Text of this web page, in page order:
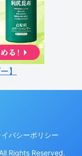
】
イバシーポリシー
Rights Reserved.